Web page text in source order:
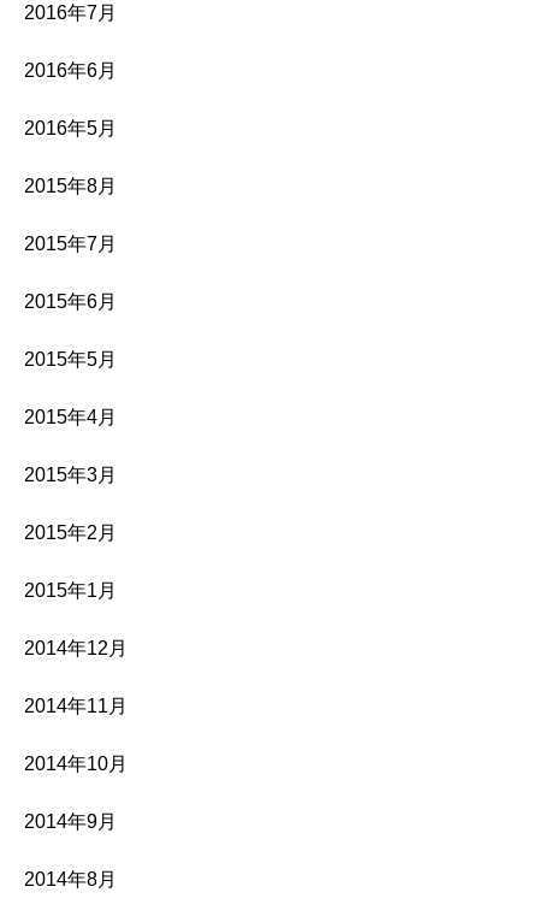
2016年7月
2016年6月
2016年5月
2015年8月
2015年7月
2015年6月
2015年5月
2015年4月
2015年3月
2015年2月
2015年1月
2014年12月
2014年11月
2014年10月
2014年9月
2014年8月